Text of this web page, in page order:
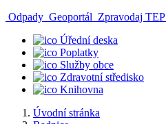
Odpady Geoportál Zpravodaj TEP
Úřední deska
Poplatky
Služby obce
Zdravotní středisko
Knihovna
Úvodní stránka